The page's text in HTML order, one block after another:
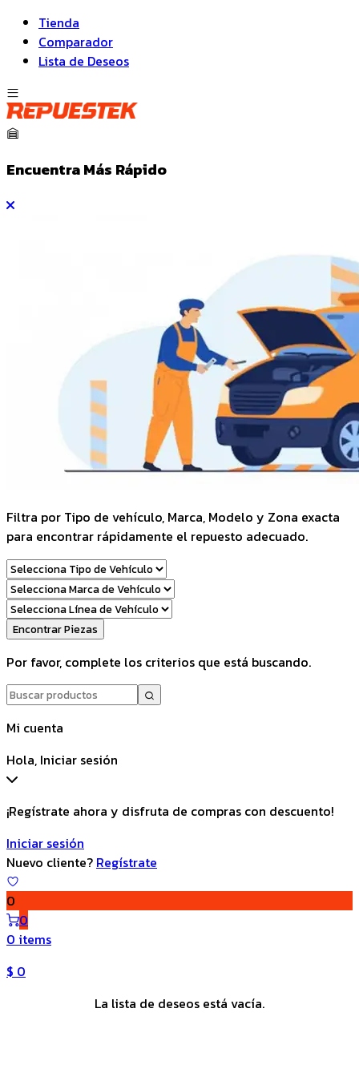
Tienda
Comparador
Lista de Deseos
Encuentra Más Rápido
Filtra por Tipo de vehículo, Marca, Modelo y Zona exacta
para encontrar rápidamente el repuesto adecuado.
Encontrar Piezas
Por favor, complete los criterios que está buscando.
Mi cuenta
Hola, Iniciar sesión
¡Regístrate ahora y disfruta de compras con descuento!
Iniciar sesión
Nuevo cliente? Regístrate
0
0
0 items
$ 0